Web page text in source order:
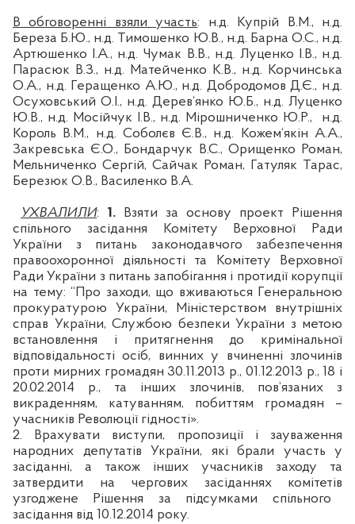
В обговоренні взяли участь: н.д. Купрій В.М., н.д.
Береза Б.Ю., н.д. Тимошенко Ю.В., н.д. Барна О.С., н.д.
Артюшенко І.А., н.д. Чумак В.В., н.д. Луценко І.В., н.д.
Парасюк В.З., н.д. Матейченко К.В., н.д. Корчинська
О.А., н.д. Геращенко А.Ю., н.д. Добродомов Д.Є., н.д.
Осуховський О.І., н.д. Дерев‘янко Ю.Б., н.д. Луценко
Ю.В., н.д. Мосійчук І.В., н.д. Мірошниченко Ю.Р., н.д.
Король В.М., н.д. Соболєв Є.В., н.д. Кожем‘якін А.А.,
Закревська Є.О., Бондарчук В.С., Орищенко Роман,
Мельниченко Сергій, Сайчак Роман, Гатуляк Тарас,
Березюк О.В., Василенко В.А.
УХВАЛИЛИ: 1. Взяти за основу проект Рішення
спільного засідання Комітету Верховної Ради
України з питань законодавчого забезпечення
правоохоронної діяльності та Комітету Верховної
Ради України з питань запобігання і протидії корупції
на тему: “Про заходи, що вживаються Генеральною
прокуратурою України, Міністерством внутрішніх
справ України, Службою безпеки України з метою
встановлення і притягнення до кримінальної
відповідальності осіб, винних у вчиненні злочинів
проти мирних громадян 30.11.2013 р., 01.12.2013 р., 18 і
20.02.2014 р., та інших злочинів, пов’язаних з
викраденням, катуванням, побиттям громадян –
учасників Революції гідності».
2. Врахувати виступи, пропозиції і зауваження
народних депутатів України, які брали участь у
засіданні, а також інших учасників заходу та
затвердити на чергових засіданнях комітетів
узгоджене Рішення за підсумками спільного
засідання від 10.12.2014 року.